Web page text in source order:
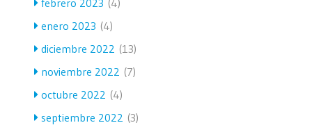
enero 2023 (4)
diciembre 2022 (13)
noviembre 2022 (7)
octubre 2022 (4)
septiembre 2022 (3)